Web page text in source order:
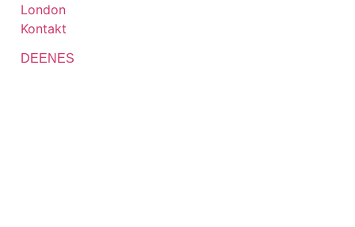
London
Kontakt​
DEEN ES